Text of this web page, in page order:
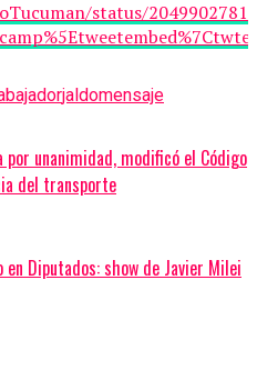
status/
jaldomensaje
por unanimidad, modificó el Código
del transporte
en Diputados: show de Javier Milei